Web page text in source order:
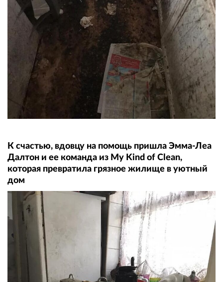
К счастью, вдовцу на помощь пришла Эмма-Леа
Далтон и ее команда из My Kind of Clean,
которая превратила грязное жилище в уютный
дом